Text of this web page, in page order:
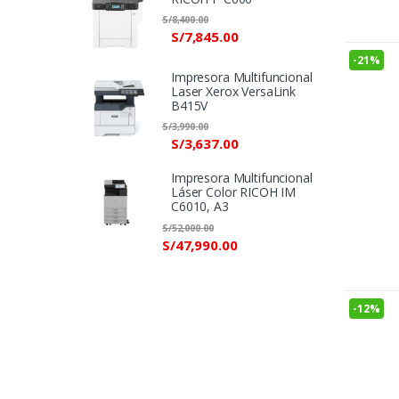
-21%
-12%
S/7,845.00
S/8,400.00
Impresora Multifuncional
Laser Xerox VersaLink
B415V
S/3,637.00
S/3,990.00
Impresora Multifuncional
Láser Color RICOH IM
C6010, A3
S/47,990.00
S/52,000.00